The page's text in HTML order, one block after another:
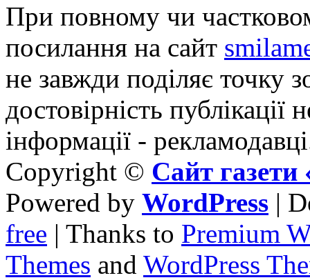
При повному чи
посилання на сайт
не завжди поділяє точку
достовірність публікації
інформації -
Copyright © Сайт
Powered by WordPress |
free | Thanks to Premium
Themes and WordPress